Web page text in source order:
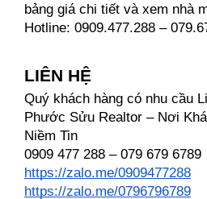
bảng giá chi tiết và xem nhà
Hotline: 0909.477.288 –
LIÊN HỆ
Quý khách hàng có nhu cầu
Phước Sửu Realtor – Nơi
Niềm Tin
0909 477 288 – 079 679 6789
https://zalo.me/0909477288
https://zalo.me/0796796789